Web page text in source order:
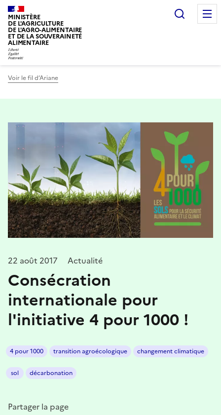
MINISTÈRE
DE L'AGRICULTURE
DE L'AGRO-ALIMENTAIRE
ET DE LA SOUVERAINETÉ
ALIMENTAIRE
Voir le fil d’Ariane
22 août 2017 Actualité
Consécration
internationale pour
l'initiative 4 pour 1000 !
4 pour 1000 transition agroécologique changement climatique
sol décarbonation
Partager la page